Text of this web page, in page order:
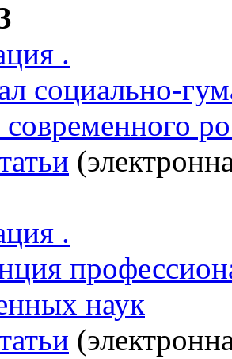
.
социально-
современного
.
наук